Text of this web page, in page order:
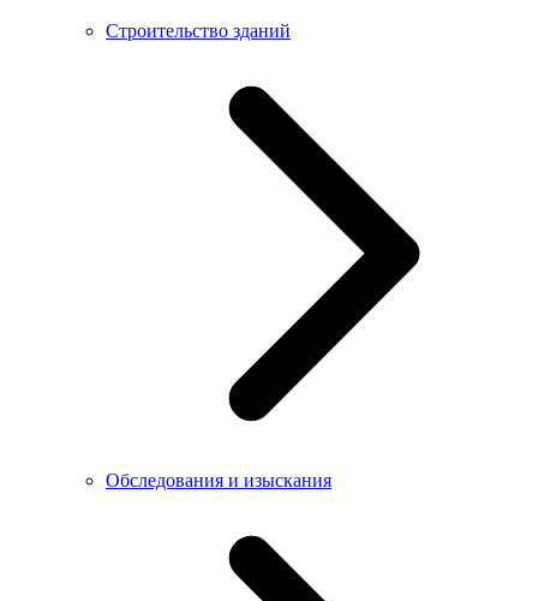
Строительство зданий
Обследования и изыскания